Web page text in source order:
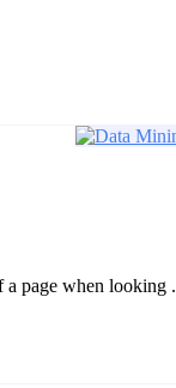
a page when looking .